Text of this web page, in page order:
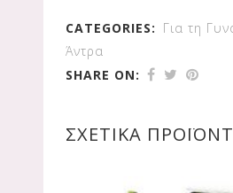
CATEGORIES: Για τη
Άντρα
SHARE ON:
ΣΧΕΤΙΚΆ